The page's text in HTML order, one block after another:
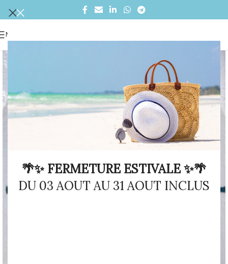
🌴✨ FERMETURE ESTIVALE ✨🌴
DU 03 AOUT AU 31 AOUT INCLUS
MENU